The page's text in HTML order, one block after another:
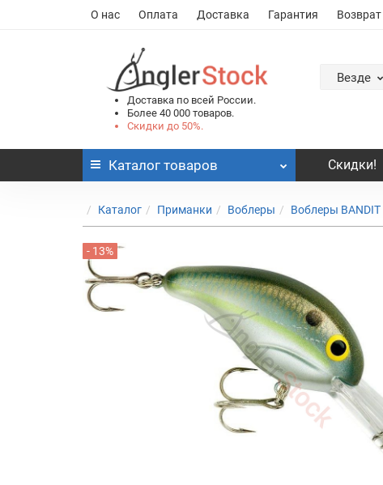
О нас Оплата Доставка Гарантия Возврат
Доставка по всей России.
Более 40 000 товаров.
Скидки до 50%.
Везде
Каталог товаров Скидки!
Каталог Приманки Воблеры Воблеры BANDIT
- 13%